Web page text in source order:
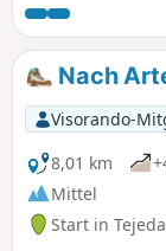
Mirador
Besiedlung
ganzNach
Visorando-
8,01 km
Mittel
Start in